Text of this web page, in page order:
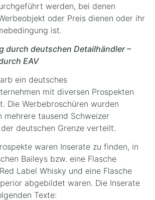
werden, bei denen
oder Preis dienen oder ihr
ist.
durch deutschen Detailhändler –
EAV
ein deutsches
mit diversen Prospekten
Die Werbebroschüren wurden
mehrere tausend Schweizer
deutschen Grenze verteilt.
waren Inserate zu finden, in
Baileys bzw. eine Flasche
Label Whisky und eine Flasche
abgebildet waren. Die Inserate
Texte: